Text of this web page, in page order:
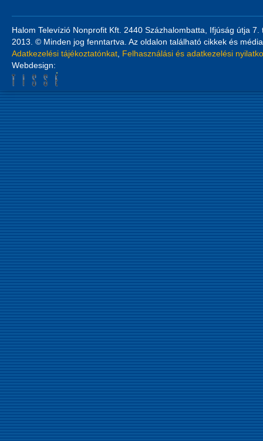
Halom Televízió Nonprofit Kft. 2440 Százhalombatta, Ifjúság útja
2013. © Minden jog fenntartva. Az oldalon található cikkek és
Adatkezelési tájékoztatónkat Felhasználási és adatkezelési
Webdesign: